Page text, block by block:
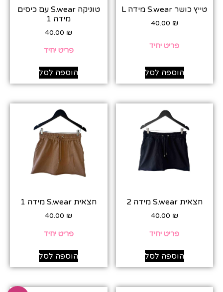
טייץ כושר S.wear מידה L
40.00 ₪
פריט יחיד
הוספה לסל
טוניקה S.wear עם כיסים
מידה 1
40.00 ₪
פריט יחיד
הוספה לסל
חצאית S.wear מידה 2
40.00 ₪
פריט יחיד
הוספה לסל
חצאית S.wear מידה 1
40.00 ₪
פריט יחיד
הוספה לסל